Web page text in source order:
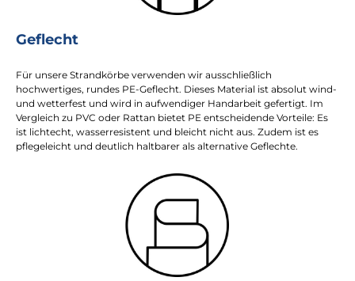
Geflecht
Für unsere Strandkörbe verwenden wir ausschließlich
hochwertiges, rundes PE-Geflecht. Dieses Material ist absolut wind-
und wetterfest und wird in aufwendiger Handarbeit gefertigt. Im
Vergleich zu PVC oder Rattan bietet PE entscheidende Vorteile: Es
ist lichtecht, wasserresistent und bleicht nicht aus. Zudem ist es
pflegeleicht und deutlich haltbarer als alternative Geflechte.